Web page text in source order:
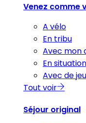
Venez comme
A vélo
En tribu
Avec mon
En
Avec de
Tout voir
Séjour original